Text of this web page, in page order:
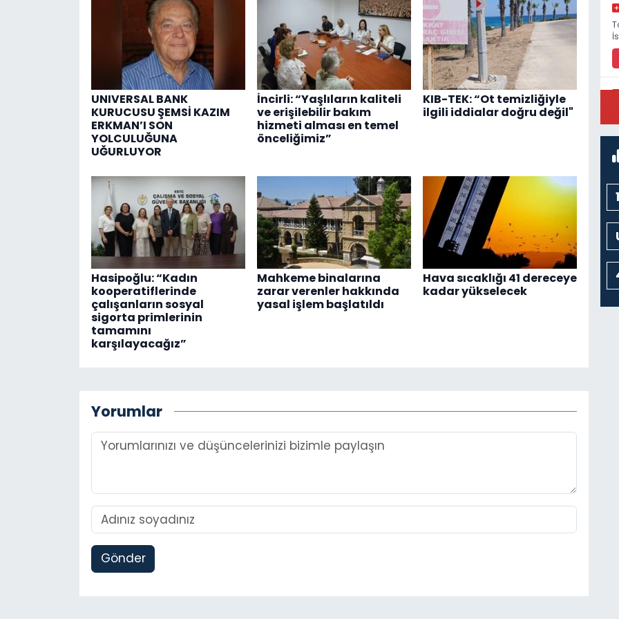
UNIVERSAL BANK
KURUCUSU ŞEMSİ KAZIM
ERKMAN’I SON
YOLCULUĞUNA
UĞURLUYOR
İncirli: “Yaşlıların kaliteli
ve erişilebilir bakım
hizmeti alması en temel
önceliğimiz”
KIB-TEK: “Ot temizliğiyle
ilgili iddialar doğru değil"
Hasipoğlu: “Kadın
kooperatiflerinde
çalışanların sosyal
sigorta primlerinin
tamamını
karşılayacağız”
Mahkeme binalarına
zarar verenler hakkında
yasal işlem başlatıldı
Hava sıcaklığı 41 dereceye
kadar yükselecek
Yorumlar
Gönder